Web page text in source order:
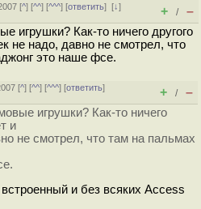
[^] [^^] [^^^] [ответить][↓]
+ / –
игрушки? Как-то ничего другого
не надо, давно не смотрел, что
это наше фсе.
[^] [^^] [^^^] [ответить]
+ / –
игрушки? Как-то ничего
и
не смотрел, что там на пальмах
и без всяких Access